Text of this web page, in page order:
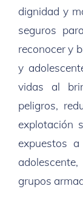
dignidad y
seguros
reconocer y
y
vidas al
peligros,
explotación
expuestos
grupos